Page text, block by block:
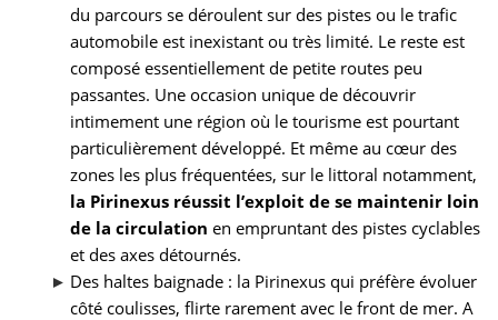
du parcours se déroulent sur des pistes ou le trafic
automobile est inexistant ou très limité. Le reste est
composé essentiellement de petite routes peu
passantes. Une occasion unique de découvrir
intimement une région où le tourisme est pourtant
particulièrement développé. Et même au cœur des
zones les plus fréquentées, sur le littoral notamment,
la Pirinexus réussit l’exploit de se maintenir loin
de la circulation en empruntant des pistes cyclables
et des axes détournés.
Des haltes baignade : la Pirinexus qui préfère évoluer
côté coulisses, flirte rarement avec le front de mer. A